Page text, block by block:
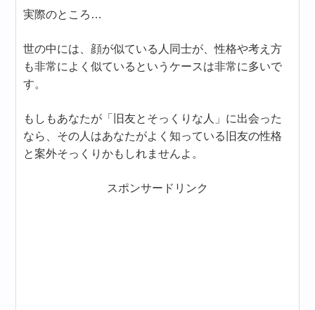
実際のところ…
世の中には、顔が似ている人同士が、性格や考え方
も非常によく似ているというケースは非常に多いで
す。
もしもあなたが「旧友とそっくりな人」に出会った
なら、その人はあなたがよく知っている旧友の性格
と案外そっくりかもしれませんよ。
スポンサードリンク